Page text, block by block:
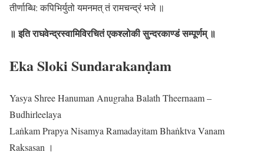
तीर्णाब्धि: कपिभिर्युतो यमनमत् तं रामचन्द्रं भजे ॥
॥ इति राघवेन्द्रस्वामिविरचितं एकश्लोकी सुन्दरकाण्डं सम्पूर्णम् ॥
Eka Sloki Sundarakanḍam
Yasya Shree Hanuman Anugraha Balath Theernaam –
Budhirleelaya
Laṅkam Prapya Nisamya Ramadayitam Bhaṅktva Vanam
Raksasan ।